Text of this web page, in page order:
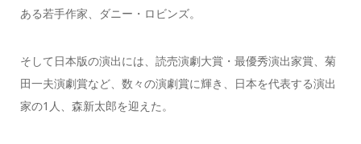
ある若手作家、ダニー・ロビンズ。
そして日本版の演出には、読売演劇大賞・最優秀演出家賞、菊
田一夫演劇賞など、数々の演劇賞に輝き、日本を代表する演出
家の1人、森新太郎を迎えた。